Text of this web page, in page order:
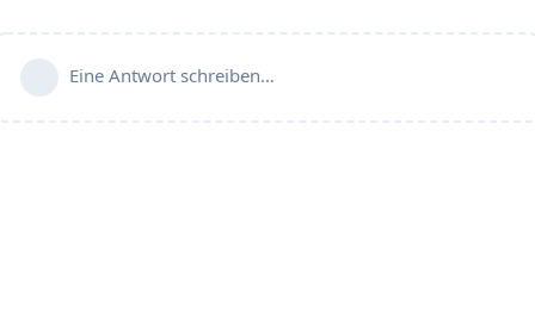
Eine Antwort schreiben…